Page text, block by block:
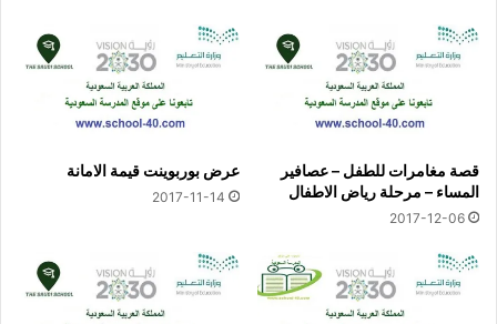
قصة مغامرات للطفل – عصافير
المساء – مرحلة رياض الاطفال
2017-12-06
عرض بوربوينت قيمة الامانة
2017-11-14